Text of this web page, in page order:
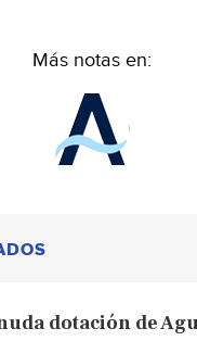
Más notas en:
dotación de